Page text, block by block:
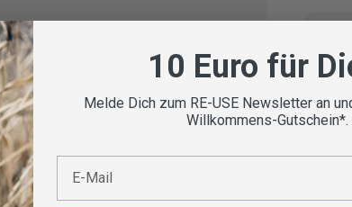
10 Euro für
Melde Dich zum RE-USE Newsletter an
Willkommens-Gutschein*.